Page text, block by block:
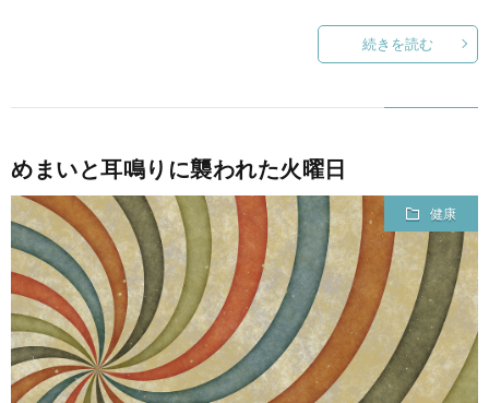
続きを読む
めまいと耳鳴りに襲われた火曜日
健康